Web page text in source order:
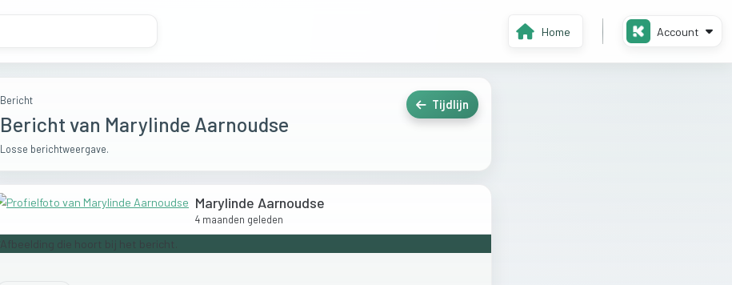
Home Account
Bericht
Bericht van Marylinde Aarnoudse
Losse berichtweergave.
Tijdlijn
Marylinde Aarnoudse
4 maanden geleden